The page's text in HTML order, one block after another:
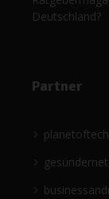
Deutschland?
Partner